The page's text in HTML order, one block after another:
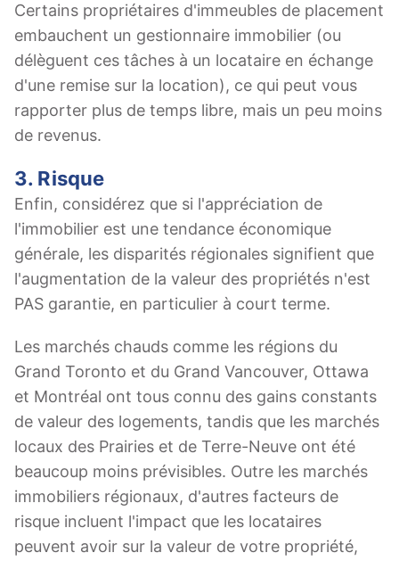
Certains propriétaires d'immeubles de placement
embauchent un gestionnaire immobilier (ou
délèguent ces tâches à un locataire en échange
d'une remise sur la location), ce qui peut vous
rapporter plus de temps libre, mais un peu moins
de revenus.
3. Risque
Enfin, considérez que si l'appréciation de
l'immobilier est une tendance économique
générale, les disparités régionales signifient que
l'augmentation de la valeur des propriétés n'est
PAS garantie, en particulier à court terme.
Les marchés chauds comme les régions du
Grand Toronto et du Grand Vancouver, Ottawa
et Montréal ont tous connu des gains constants
de valeur des logements, tandis que les marchés
locaux des Prairies et de Terre-Neuve ont été
beaucoup moins prévisibles. Outre les marchés
immobiliers régionaux, d'autres facteurs de
risque incluent l'impact que les locataires
peuvent avoir sur la valeur de votre propriété,